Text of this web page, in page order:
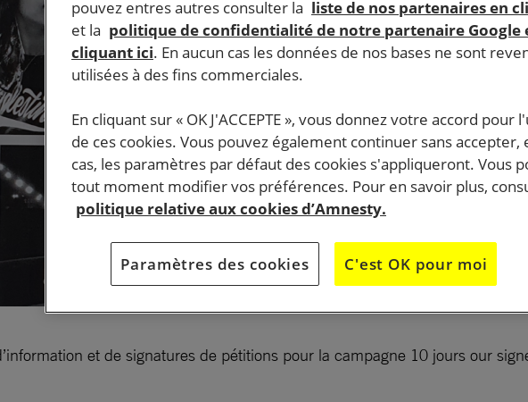
et de signatures de pétitions pour la campagne 10 jours our
pouvez entres autres consulter la liste de nos partenaires en
et la politique de confidentialité de notre partenaire Google
cliquant ici. En aucun cas les données de nos bases ne sont
utilisées à des fins commerciales.
En cliquant sur « OK J'ACCEPTE », vous donnez votre accord pour
de ces cookies. Vous pouvez également continuer sans accepter,
cas, les paramètres par défaut des cookies s'appliqueront. Vous
tout moment modifier vos préférences. Pour en savoir plus,
politique relative aux cookies d’Amnesty.
Paramètres des cookies C'est OK pour moi